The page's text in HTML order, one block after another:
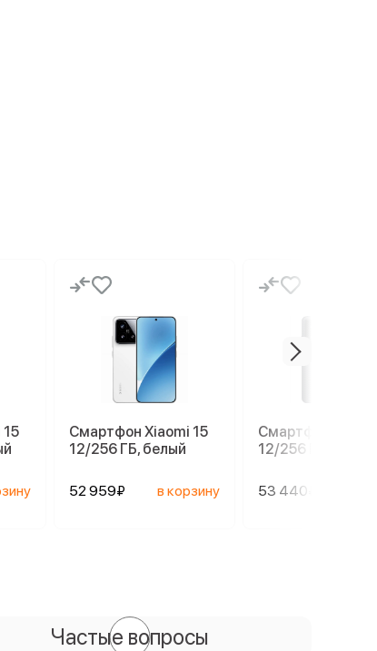
Смартфон Xiaomi 15
12/256 ГБ, белый
52 959₽ в корзину
Смартфон
12/256 ГБ,
53 440₽
Частые вопросы